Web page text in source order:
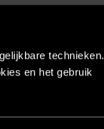
technieken.
en het gebruik